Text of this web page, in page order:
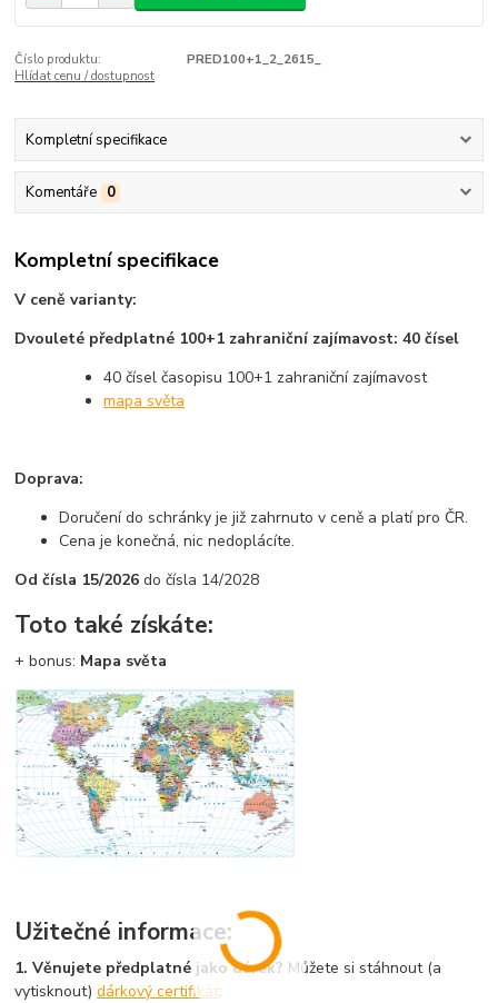
Číslo produktu:
PRED100+1_2_2615_
Hlídat cenu / dostupnost
Kompletní specifikace
Komentáře 0
Kompletní specifikace
V ceně varianty:
Dvouleté předplatné 100+1 zahraniční zajímavost: 40 čísel
40 čísel časopisu 100+1 zahraniční zajímavost
mapa světa
Doprava:
Doručení do schránky je již zahrnuto v ceně a platí pro ČR.
Cena je konečná, nic nedoplácíte.
Od čísla 15/2026do čísla 14/2028
Toto také získáte:
+bonus: Mapa světa
Užitečné informace:
1. Věnujete předplatné jako dárek? Můžete si stáhnout (a
vytisknout)dárkový certifikát: